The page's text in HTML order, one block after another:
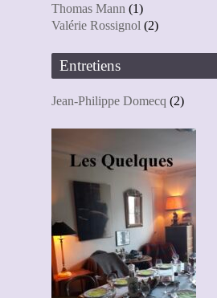
Thomas Mann (1)
Valérie Rossignol (2)
Entretiens
Jean-Philippe Domecq (2)